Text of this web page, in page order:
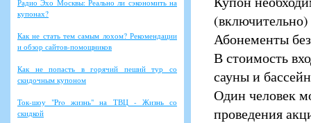
Радио Эхо Москвы: Реально ли сэкономить на
купонах?
Как не стать тем самым лохом? Рекомендации
и обзор сайтов-помощников
Как не попасть в горячий пеший тур со
скидочным купоном
Ток-шоу "Pro жизнь" на ТВЦ - Жизнь со
скидкой
(включительно)
Абонементы
В стоимость
сауны и
Один человек
проведения